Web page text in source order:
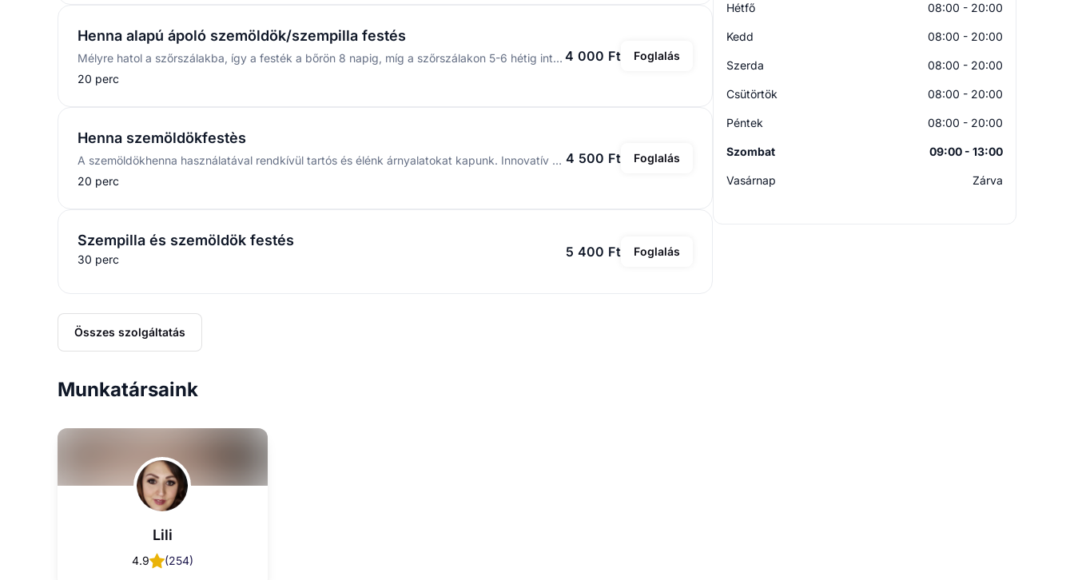
Henna alapú ápoló szemöldök/szempilla festés
Mélyre hatol a szőrszálakba, így a festék a bőrön 8 napig, míg a szőrszálakon 5-6 hétig intenzív eredményt biztosít. Ez a termék nemcsak beszínezi a szemöldököt/szempillát, hanem mélyrehatóan ápolja a tápláló összetevőinek köszönhetően, melyek védik és elősegítik azoknak növekedését.
20 perc
4 000 Ft Foglalás
Henna szemöldökfestès
A szemöldökhenna használatával rendkívül tartós és élénk árnyalatokat kapunk. Innovatív formulájú szemöldökfesték, mely hiánypótló a szemöldökfestés és formázás világában. Tartóssága bőrön akár 14 nap, a szemöldök szálakon 6 hét.
20 perc
4 500 Ft Foglalás
Szempilla és szemöldök festés
30 perc 5 400 Ft Foglalás
Összes szolgáltatás
Munkatársaink
Lili
4.9 (254)
Hétfő 08:00 - 20:00
Kedd 08:00 - 20:00
Szerda 08:00 - 20:00
Csütörtök 08:00 - 20:00
Péntek 08:00 - 20:00
Szombat 09:00 - 13:00
Vasárnap Zárva